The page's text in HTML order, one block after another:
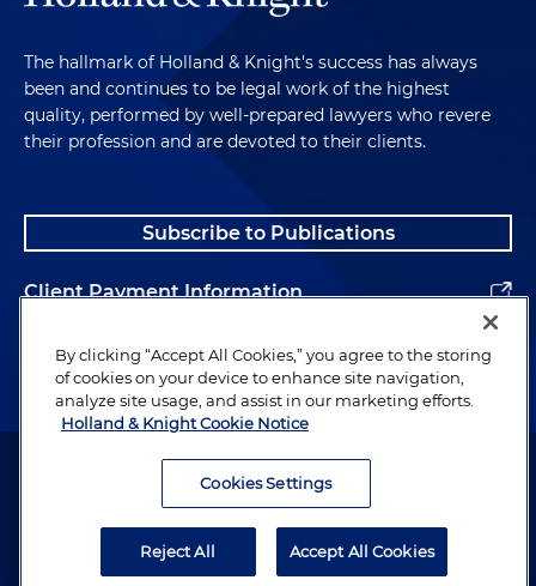
The hallmark of Holland & Knight's success has always
been and continues to be legal work of the highest
quality, performed by well-prepared lawyers who revere
their profession and are devoted to their clients.
Subscribe to Publications
Client Payment Information
Alumni
Attorney Advertising. Copyright © 1996–2026 Holland & Knight LLP.
By clicking “Accept All Cookies,” you agree to the storing
of cookies on your device to enhance site navigation,
analyze site usage, and assist in our marketing efforts.
Holland & Knight Cookie Notice
Cookies Settings
Reject All Accept All Cookies